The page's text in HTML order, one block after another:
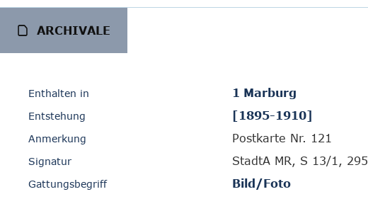
ARCHIVALE
Enthalten in 1 Marburg
Entstehung [1895-1910]
Anmerkung Postkarte Nr. 121
Signatur StadtA MR, S 13/1, 295
Gattungsbegriff Bild/Foto